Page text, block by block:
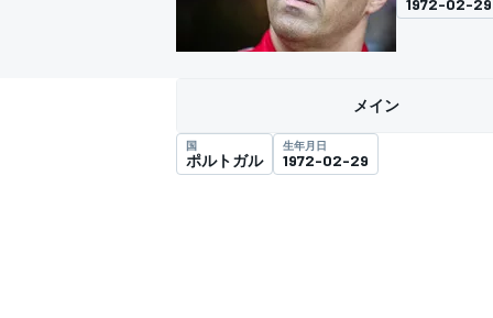
メイン
国
ポルトガル
生年月日
1972-02-29